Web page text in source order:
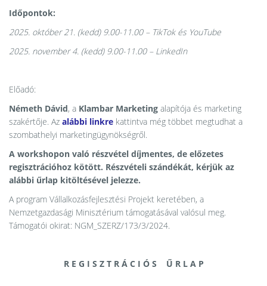
Időpontok:
2025. október 21. (kedd) 9.00-11.00 – TikTok és YouTube
2025. november 4. (kedd) 9.00-11.00 – LinkedIn
Előadó:
Németh Dávid, a Klambar Marketing alapítója és marketing
szakértője. Az alábbi linkre kattintva még többet megtudhat a
szombathelyi marketingügynökségről.
A workshopon való részvétel díjmentes, de előzetes
regisztrációhoz kötött. Részvételi szándékát, kérjük az
alábbi űrlap kitöltésével jelezze.
A program Vállalkozásfejlesztési Projekt keretében, a
Nemzetgazdasági Minisztérium támogatásával valósul meg.
Támogatói okirat: NGM_SZERZ/173/3/2024.
R E G I S Z T R Á C I Ó S Ű R L A P